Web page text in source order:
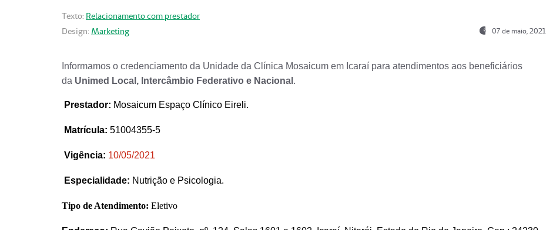
Texto: Relacionamento com prestador
Design: Marketing 07 de maio, 2021
Informamos o credenciamento da Unidade da Clínica Mosaicum em Icaraí para atendimentos aos beneficiários
da Unimed Local, Intercâmbio Federativo e Nacional .
Prestador: Mosaicum Espaço Clínico Eireli.
Matrícula: 51004355-5
Vigência: 10/05/2021
Especialidade: Nutrição e Psicologia.
Tipo de Atendimento: Eletivo